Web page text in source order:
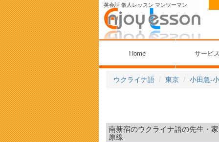
英会話 個人レッスン マンツーマン
Home サービ
ウクライナ語 東京 小田急-
南新宿のウクライナ語の先生・
原線